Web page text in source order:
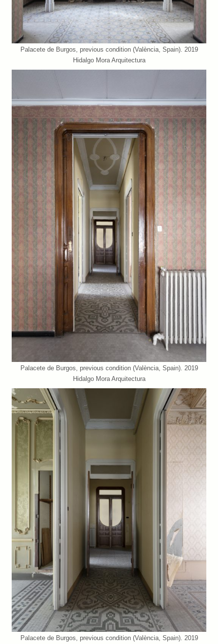
Palacete de Burgos, previous condition (València, Spain). 2019
Hidalgo Mora Arquitectura
Palacete de Burgos, previous condition (València, Spain). 2019
Hidalgo Mora Arquitectura
Palacete de Burgos, previous condition (València, Spain). 2019